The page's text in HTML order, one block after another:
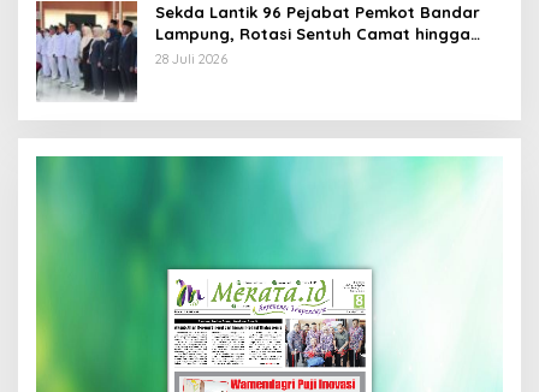
Sekda Lantik 96 Pejabat Pemkot Bandar
Lampung, Rotasi Sentuh Camat hingga
Lurah
28 Juli 2026